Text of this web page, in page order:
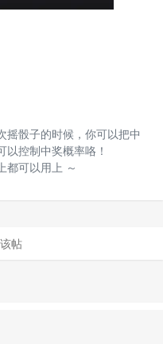
摇骰子的时候，你可以把中
控制中奖概率咯！
都可以用上 ～
帖